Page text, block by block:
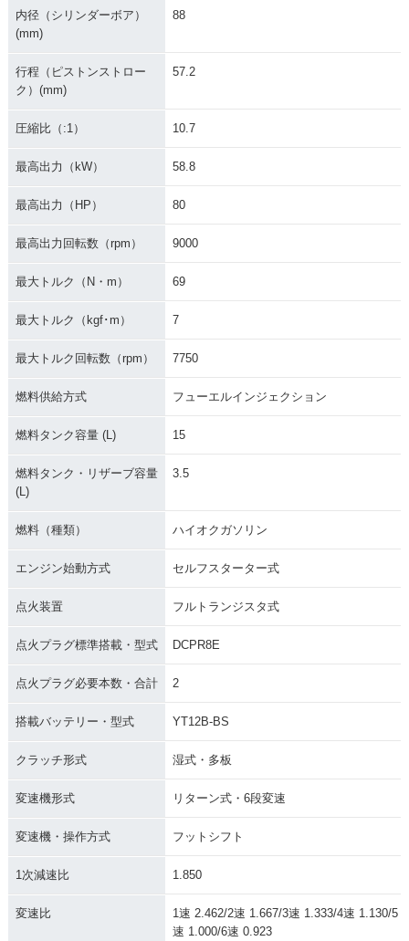
内径（シリンダーボア）
(mm)
88
行程（ピストンストロー
ク）(mm)
57.2
圧縮比（:1） 10.7
最高出力（kW） 58.8
最高出力（HP） 80
最高出力回転数（rpm） 9000
最大トルク（N・m） 69
最大トルク（kgf･m） 7
最大トルク回転数（rpm） 7750
燃料供給方式 フューエルインジェクション
燃料タンク容量 (L) 15
燃料タンク・リザーブ容量
(L)
3.5
燃料（種類） ハイオクガソリン
エンジン始動方式 セルフスターター式
点火装置 フルトランジスタ式
点火プラグ標準搭載・型式 DCPR8E
点火プラグ必要本数・合計 2
搭載バッテリー・型式 YT12B-BS
クラッチ形式 湿式・多板
変速機形式 リターン式・6段変速
変速機・操作方式 フットシフト
1次減速比 1.850
変速比
1速 2.462/2速 1.667/3速 1.333/4速 1.130/5
速 1.000/6速 0.923